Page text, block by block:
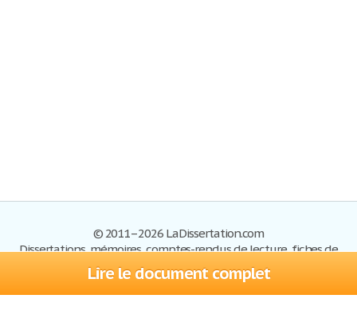
Lire le document complet
© 2011–2026 LaDissertation.com
Dissertations, mémoires, comptes-rendus de lecture, fiches de
lectures, exemples du BAC